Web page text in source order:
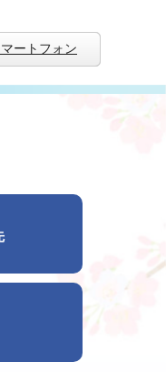
ートフォン